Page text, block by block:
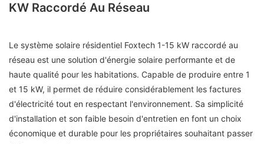
KW Raccordé Au Réseau
Le système solaire résidentiel Foxtech 1-15 kW raccordé au
réseau est une solution d'énergie solaire performante et de
haute qualité pour les habitations. Capable de produire entre 1
et 15 kW, il permet de réduire considérablement les factures
d'électricité tout en respectant l'environnement. Sa simplicité
d'installation et son faible besoin d'entretien en font un choix
économique et durable pour les propriétaires souhaitant passer